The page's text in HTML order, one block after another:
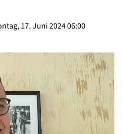
17. Juni 2024 06:00